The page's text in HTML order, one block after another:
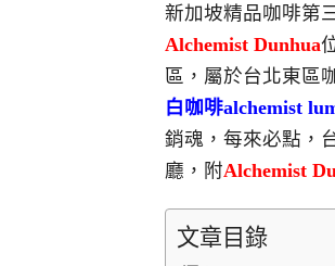
新加坡精品咖啡第
Alchemist Dunhua
區，屬於台北東區
白咖啡alchemist
銷魂，每來必點，
廳，附Alchemist
文章目錄